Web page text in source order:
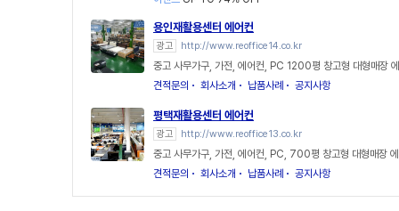
용인재활용센터 에어컨
광고 http://www.reoffice14.co.kr
중고 사무가구, 가전, 에어컨, PC 1200평 창고형 대형매장
견적문의
회사소개 납품사례 공지사항
평택재활용센터 에어컨
광고 http://www.reoffice13.co.kr
중고 사무가구, 가전, 에어컨, PC, 700평 창고형 대형매장
견적문의
회사소개 납품사례 공지사항